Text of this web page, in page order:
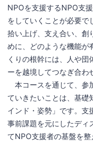
NPOを支援するNPO支
をしていくことが必要で
拾い上げ、支え合い、創
めに、どのような機能が
くりの根幹には、人や
ーを越境してつなぎ合わ
本コースを通じて、参
ていきたいことは、基礎
インド・姿勢」です。支
事前課題を元にしたディ
てNPO支援者の基盤を整